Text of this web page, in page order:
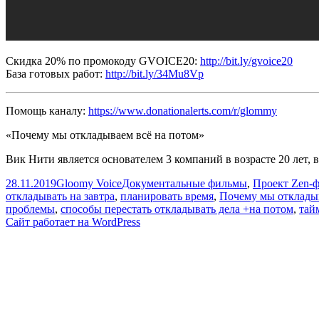
Скидка 20% по промокоду GVOICE20: http://bit.ly/gvoice20
База готовых работ: http://bit.ly/34Mu8Vp
Помощь каналу: https://www.donationalerts.com/r/glommy
«Почему мы откладываем всё на потом»
Вик Нити является основателем 3 компаний в возрасте 20
Опубликовано
28.11.2019Автор
Gloomy VoiceРубрики
Документальные фильмы, Проект Zen-
откладывать на завтра, планировать время, Почему мы
проблемы, способы перестать откладывать дела +на потом,
Сайт работает на WordPress